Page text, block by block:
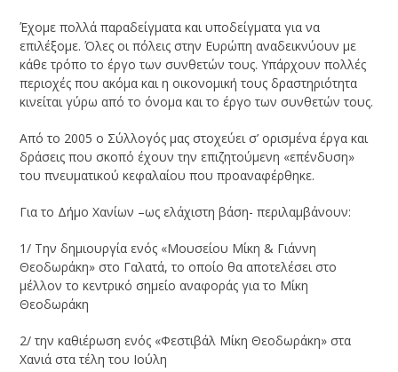
Έχομε πολλά παραδείγματα και υποδείγματα για να
επιλέξομε. Όλες οι πόλεις στην Ευρώπη αναδεικνύουν με
κάθε τρόπο το έργο των συνθετών τους. Υπάρχουν πολλές
περιοχές που ακόμα και η οικονομική τους δραστηριότητα
κινείται γύρω από το όνομα και το έργο των συνθετών τους.
Από το 2005 ο Σύλλογός μας στοχεύει σ’ ορισμένα έργα και
δράσεις που σκοπό έχουν την επιζητούμενη «επένδυση»
του πνευματικού κεφαλαίου που προαναφέρθηκε.
Για το Δήμο Χανίων –ως ελάχιστη βάση- περιλαμβάνουν:
1/ Την δημιουργία ενός «Μουσείου Μίκη & Γιάννη
Θεοδωράκη» στο Γαλατά, το οποίο θα αποτελέσει στο
μέλλον το κεντρικό σημείο αναφοράς για το Μίκη
Θεοδωράκη
2/ την καθιέρωση ενός «Φεστιβάλ Μίκη Θεοδωράκη» στα
Χανιά στα τέλη του Ιούλη